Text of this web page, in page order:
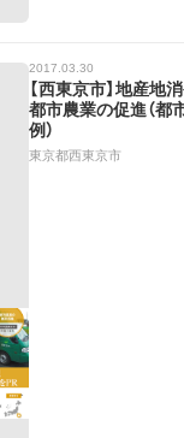
2017.03.30
【西東京市】地産地
都市農業の促進（都
例）
東京都西東京市